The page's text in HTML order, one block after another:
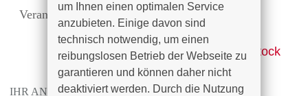
Veranstalter: Hospiz am Klinikum Südstadt
Rostock
Ort: Hörsaal Klinikum Südstadt Rostock
IHR ANSPRECHPARTNER
um Ihnen einen optimalen Service
anzubieten. Einige davon sind
technisch notwendig, um einen
reibungslosen Betrieb der Webseite zu
garantieren und können daher nicht
deaktiviert werden. Durch die Nutzung